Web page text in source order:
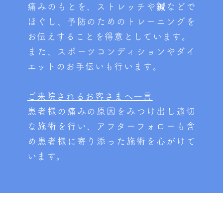
痛みのもとを、ストレッチや鍼などで
ほぐし、予防のためのトレーニングを
お伝えすることを得意としています。
また、スポーツコンディションやダイ
エットのお手伝いも行います。
ご来院されるお客さまへ一言
患者様の痛みの原因をみつけ出し適切
な施術を行い、アフターフォローも含
め患者様に寄り添った施術を心がけて
います。